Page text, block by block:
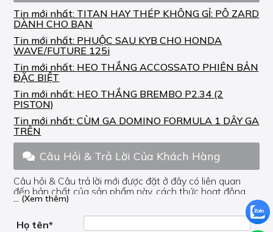
Tin mới nhất: TITAN HAY THÉP KHÔNG GỈ: PÔ ZARD
DÀNH CHO BẠN
Tin mới nhất: PHUỘC SAU KYB CHO HONDA
WAVE/FUTURE 125i
Tin mới nhất: HEO THẮNG ACCOSSATO PHIÊN BẢN
ĐẶC BIỆT
Tin mới nhất: HEO THẮNG BREMBO P2.34 (2
PISTON)
Tin mới nhất:CÙM GA DOMINO FORMULA 1 DÂY GA
TRÊN
Câu Hỏi & Trả Lời Của Khách Hàng
Câu hỏi & Câu trả lời mới được đặt ở đây có liên quan
đến bản chất của sản phẩm này, cách thức hoạt động,
nơi hoạt động, liệu nó có hữu ích không, v.v.
Nếu bạn cần trợ giúp về phần khác, vui lòng không đặt
câu hỏi của bạn ở đây mà bên trong trang đó.
... (Xem thêm)
Họ tên*